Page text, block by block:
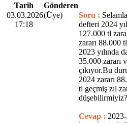
Tarih
Gönderen
03.03.2026
17:18
(Üye) Soru :
defteri 2024
127.000 tl
zararı 88.000
2023 yılında
35.000 zararı
çıkıyor.Bu
2024 zararı
tl geçmiş zıl
Cevap :